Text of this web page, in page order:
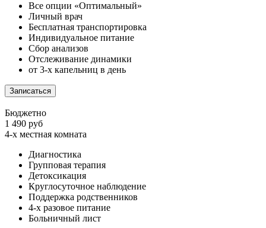
Все опции «Оптимальный»
Личный врач
Бесплатная транспортировка
Индивидуальное питание
Сбор анализов
Отслеживание динамики
от 3-х капельниц в день
Записаться
Бюджетно
1 490 руб
4-х местная комната
Диагностика
Групповая терапия
Детоксикация
Круглосуточное наблюдение
Поддержка родственников
4-х разовое питание
Больничный лист